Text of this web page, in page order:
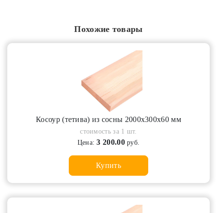
Похожие товары
Косоур (тетива) из сосны 2000х300х60 мм
стоимость за 1 шт.
Цена:3 200.00руб.
Купить